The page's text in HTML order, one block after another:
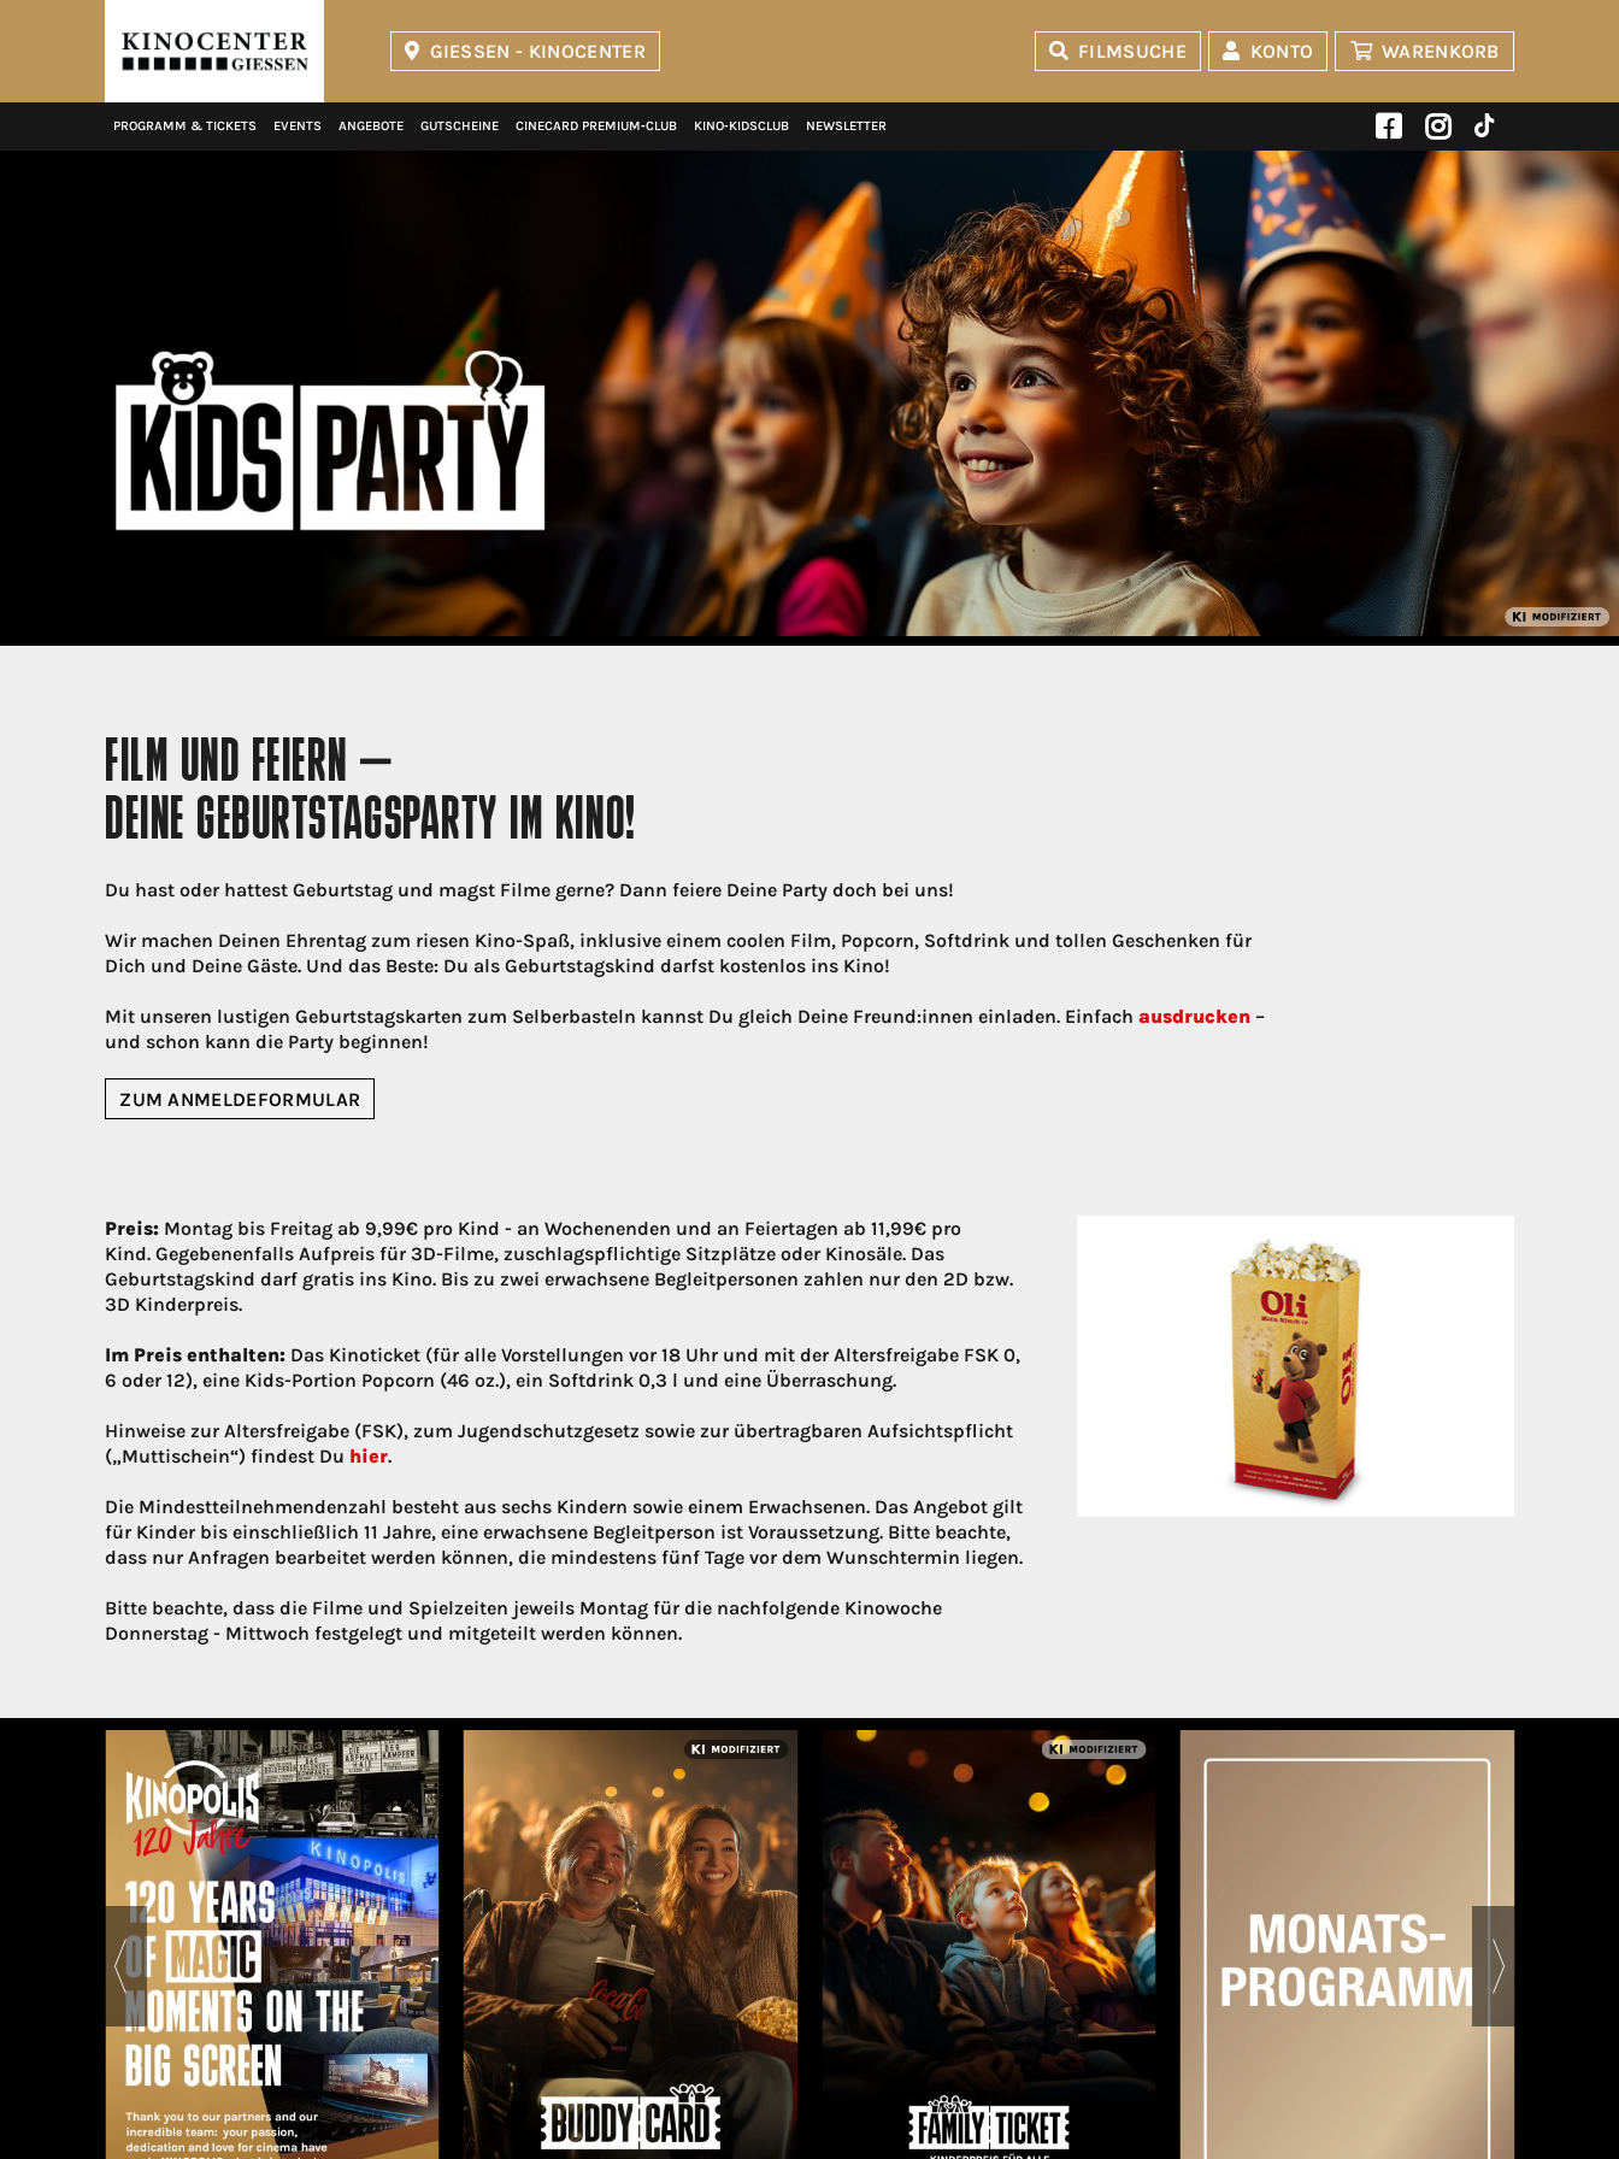
GIESSEN - KINOCENTER FILMSUCHE KONTO WARENKORB
PROGRAMM & TICKETS EVENTS ANGEBOTE GUTSCHEINE CINECARD PREMIUM‑CLUB KINO‑KIDSCLUB NEWSLETTER
FILM UND FEIERN –
DEINE GEBURTSTAGSPARTY IM KINO!
Du hast oder hattest Geburtstag und magst Filme gerne? Dann feiere Deine Party doch bei uns!
Wir machen Deinen Ehrentag zum riesen Kino-Spaß, inklusive einem coolen Film, Popcorn, Softdrink und tollen Geschenken für
Dich und Deine Gäste. Und das Beste: Du als Geburtstagskind darfst kostenlos ins Kino!
Mit unseren lustigen Geburtstagskarten zum Selberbasteln kannst Du gleich Deine Freund:innen einladen. Einfach ausdrucken –
und schon kann die Party beginnen!
ZUM ANMELDEFORMULAR
Preis: Montag bis Freitag ab 9,99€ pro Kind - an Wochenenden und an Feiertagen ab 11,99€ pro
Kind. Gegebenenfalls Aufpreis für 3D-Filme, zuschlagspflichtige Sitzplätze oder Kinosäle. Das
Geburtstagskind darf gratis ins Kino. Bis zu zwei erwachsene Begleitpersonen zahlen nur den 2D bzw.
3D Kinderpreis.
Im Preis enthalten: Das Kinoticket (für alle Vorstellungen vor 18 Uhr und mit der Altersfreigabe FSK 0,
6 oder 12), eine Kids-Portion Popcorn (46 oz.), ein Softdrink 0,3 l und eine Überraschung.
Hinweise zur Altersfreigabe (FSK), zum Jugendschutzgesetz sowie zur übertragbaren Aufsichtspflicht
(„Muttischein“) findest Du hier.
Die Mindestteilnehmendenzahl besteht aus sechs Kindern sowie einem Erwachsenen. Das Angebot gilt
für Kinder bis einschließlich 11 Jahre, eine erwachsene Begleitperson ist Voraussetzung. Bitte beachte,
dass nur Anfragen bearbeitet werden können, die mindestens fünf Tage vor dem Wunschtermin liegen.
Bitte beachte, dass die Filme und Spielzeiten jeweils Montag für die nachfolgende Kinowoche
Donnerstag - Mittwoch festgelegt und mitgeteilt werden können.